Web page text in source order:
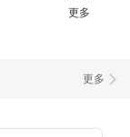
更多
更多